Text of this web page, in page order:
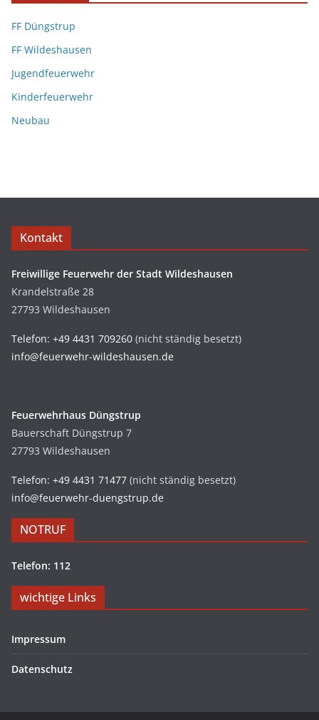
FF Düngstrup
FF Wildeshausen
Jugendfeuerwehr
Kinderfeuerwehr
Neubau
Kontakt
Freiwillige Feuerwehr der Stadt Wildeshausen
Krandelstraße 28
27793 Wildeshausen
Telefon: +49 4431 709260 (nicht ständig besetzt)
info@feuerwehr-wildeshausen.de
Feuerwehrhaus Düngstrup
Bauerschaft Düngstrup 7
27793 Wildeshausen
Telefon: +49 4431 71477 (nicht ständig besetzt)
info@feuerwehr-duengstrup.de
NOTRUF
Telefon: 112
wichtige Links
Impressum
Datenschutz